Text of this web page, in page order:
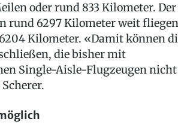
oder rund 833 Kilometer. Der
rund 6297 Kilometer weit
Kilometer. «Damit können
die bisher mit
Single-Aisle-Flugzeugen nicht